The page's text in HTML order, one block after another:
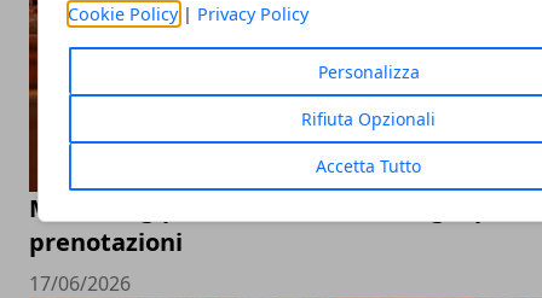
Cookie Policy| Privacy Policy
Personalizza
Rifiuta Opzionali
Accetta Tutto
Marketing per ristoranti: 7 strategie per
prenotazioni
17/06/2026